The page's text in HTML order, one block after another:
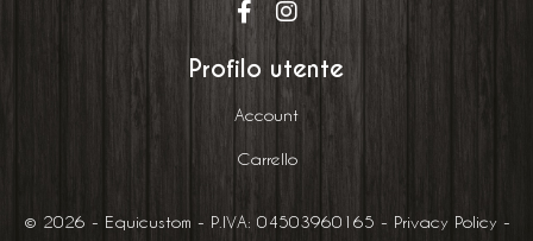
Profilo utente
Account
Carrello
© 2026 - Equicustom - P.IVA: 04503960165 - Privacy Policy-